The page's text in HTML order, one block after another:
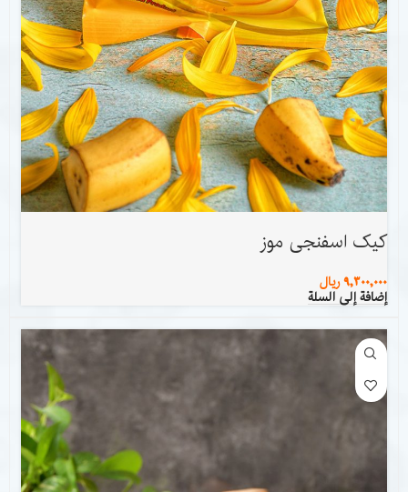
کیک اسفنجی موز
9,300,000ریال
إضافة إلى السلة